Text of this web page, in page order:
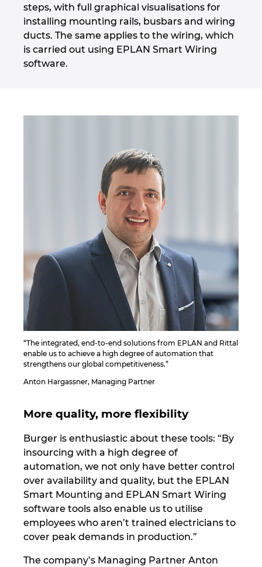
steps, with full graphical visualisations for
installing mounting rails, busbars and wiring
ducts. The same applies to the wiring, which
is carried out using EPLAN Smart Wiring
software.
“The integrated, end-to-end solutions from EPLAN and Rittal
enable us to achieve a high degree of automation that
strengthens our global competitiveness.”
Anton Hargassner, Managing Partner
More quality, more flexibility
Burger is enthusiastic about these tools: “By
insourcing with a high degree of
automation, we not only have better control
over availability and quality, but the EPLAN
Smart Mounting and EPLAN Smart Wiring
software tools also enable us to utilise
employees who aren’t trained electricians to
cover peak demands in production.”
The company’s Managing Partner Anton